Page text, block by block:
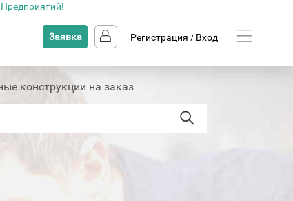
Заявка Регистрация / Вход
конструкции на заказ